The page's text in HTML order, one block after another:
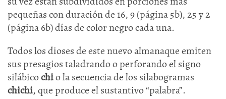
pequeñas con duración de 16, 9 (página 5b), 25 y 2
(página 6b) días de color negro cada una.
Todos los dioses de este nuevo almanaque emiten
sus presagios taladrando o perforando el signo
silábicochio la secuencia de los silabogramas
chichi, que produce el sustantivo “palabra”.